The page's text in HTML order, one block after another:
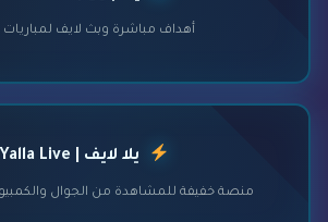
أهداف مباشرة وبث لايف لمباريات
يلا لايف | Yalla Live
منصة خفيفة للمشاهدة من الجوال